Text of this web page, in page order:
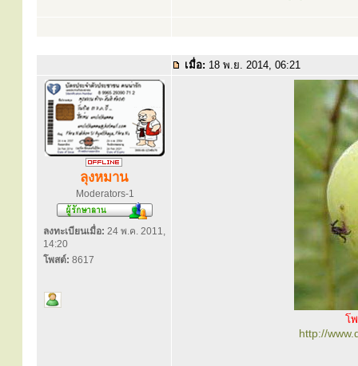
เมื่อ: 18 พ.ย. 2014, 06:21
ลุงหมาน
Moderators-1
ลงทะเบียนเมื่อ: 24 พ.ค. 2011,
14:20
โพสต์: 8617
โ
http://